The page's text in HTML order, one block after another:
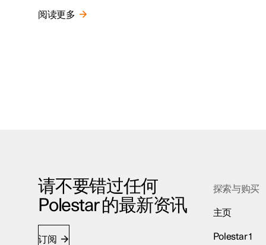
阅读更多
请不要错过任何
Polestar 的最新资讯
订阅
探索与购买
主页
Polestar 1